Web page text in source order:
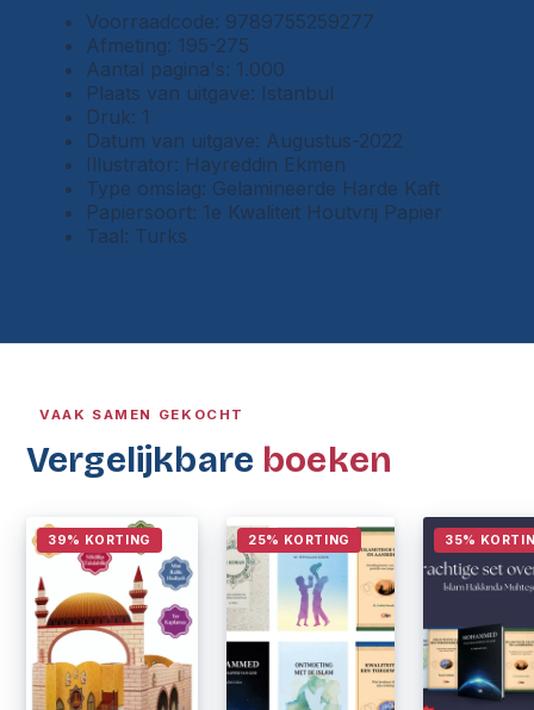
Voorraadcode: 9789755259277
Afmeting: 195-275
Aantal pagina's: 1.000
Plaats van uitgave: Istanbul
Druk: 1
Datum van uitgave: Augustus-2022
Illustrator: Hayreddin Ekmen
Type omslag: Gelamineerde Harde Kaft
Papiersoort: 1e Kwaliteit Houtvrij Papier
Taal: Turks
VAAK SAMEN GEKOCHT
Vergelijkbare boeken
39% KORTING 25% KORTING 35%